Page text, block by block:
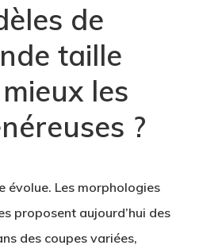
de
taille
les
?
évolue. Les morphologies
proposent aujourd’hui des
des coupes variées,